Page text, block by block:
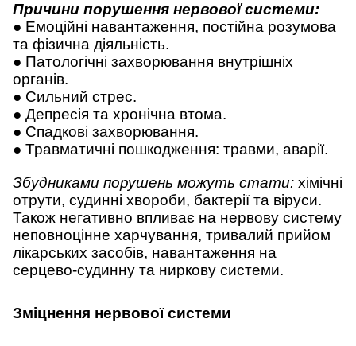
Причини порушення нервової системи:
● Емоційні навантаження, постійна розумова
та фізична діяльність.
● Патологічні захворювання внутрішніх
органів.
● Сильний стрес.
● Депресія та хронічна втома.
● Спадкові захворювання.
● Травматичні пошкодження: травми, аварії.
Збудниками порушень можуть стати: хімічні
отрути, судинні хвороби, бактерії та віруси.
Також негативно впливає на нервову систему
неповноцінне харчування, тривалий прийом
лікарських засобів, навантаження на
серцево-судинну та ниркову системи.
Зміцнення нервової системи